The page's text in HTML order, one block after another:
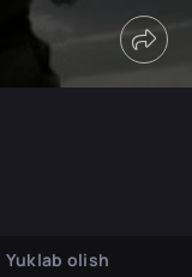
Yuklab olish